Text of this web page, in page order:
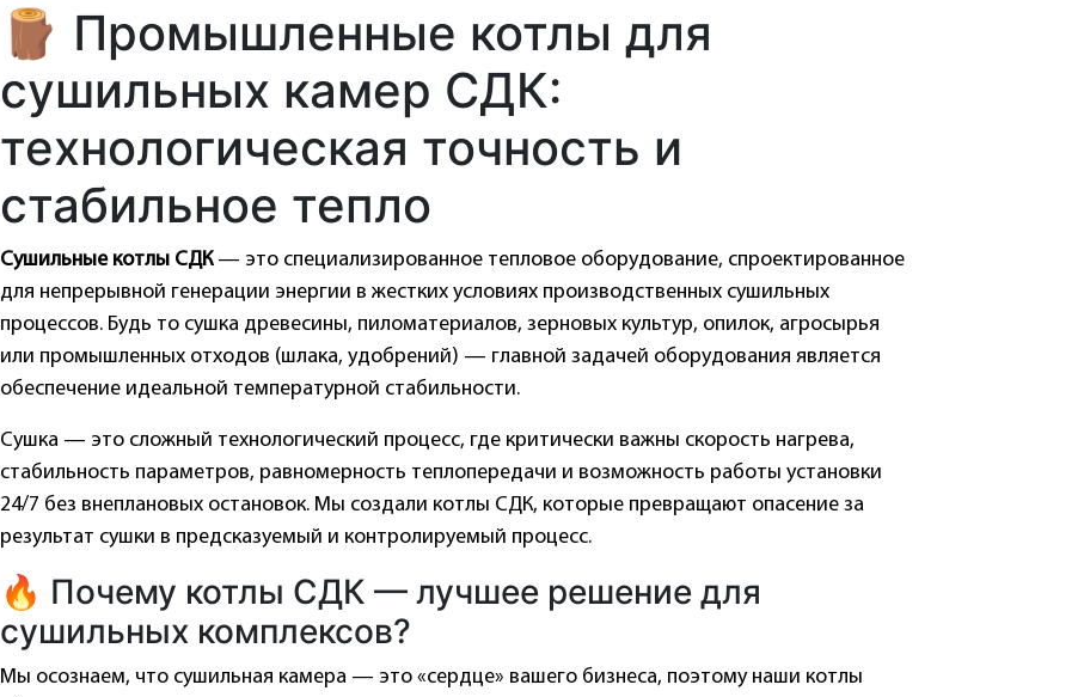
🪵 Промышленные котлы для
сушильных камер СДК:
технологическая точность и
стабильное тепло
Сушильные котлы СДК— это специализированное тепловое оборудование, спроектированное
для непрерывной генерации энергии в жестких условиях производственных сушильных
процессов. Будь то сушка древесины, пиломатериалов, зерновых культур, опилок, агросырья
или промышленных отходов (шлака, удобрений) — главной задачей оборудования является
обеспечение идеальной температурной стабильности.
Сушка — это сложный технологический процесс, где критически важны скорость нагрева,
стабильность параметров, равномерность теплопередачи и возможность работы установки
24/7 без внеплановых остановок. Мы создали котлы СДК, которые превращают опасение за
результат сушки в предсказуемый и контролируемый процесс.
🔥 Почему котлы СДК — лучшее решение для
сушильных комплексов?
Мы осознаем, что сушильная камера — это «сердце» вашего бизнеса, поэтому наши котлы